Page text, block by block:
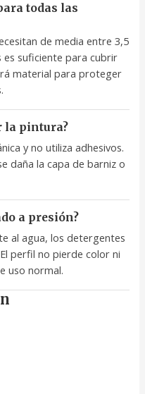
todas las
de media entre 3,5
suficiente para cubrir
material para proteger
la pintura?
y no utiliza adhesivos.
daña la capa de barniz o
a presión?
al agua, los detergentes
perfil no pierde color ni
uso normal.